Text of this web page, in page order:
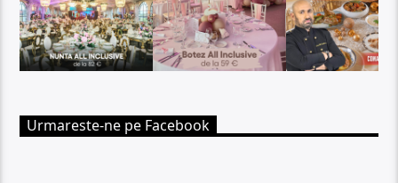
Urmareste-ne pe Facebook